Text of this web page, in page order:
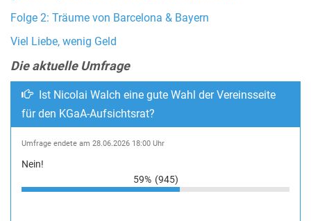
Folge 2: Träume von Barcelona & Bayern
Viel Liebe, wenig Geld
Die aktuelle Umfrage
Ist Nicolai Walch eine gute Wahl der Vereinsseite
für den KGaA-Aufsichtsrat?
Umfrage endete am 28.06.2026 18:00 Uhr
Nein!
59% (945)